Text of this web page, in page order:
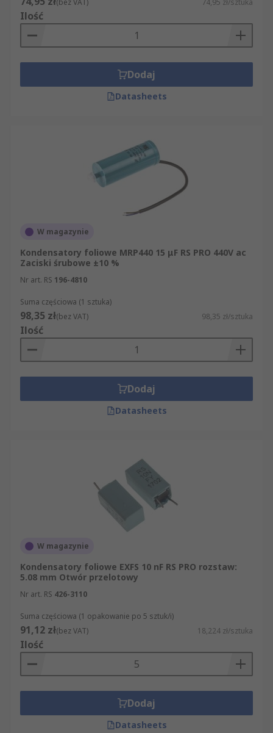
RS
RS oferuje szeroką gamę kondensatorów
foliowych do różnych zastosowań. W naszym
asortymencie znajdują się produkty własnej
marki RS PRO oraz kondensatory renomowanych
producentów (np. KEMET, WIMA, Panasonic).
kondensatory do układów mocy.
Oprócz kondensatorów oferujemy również
akcesoria do kondensatorów
, które ułatwiają
montaż i zabezpieczenie kondensatorów w
(bez VAT) 74,95 zł/sztuka
Ilość
Dodaj
Datasheets
W magazynie
Kondensatory foliowe MRP440 15 μF RS PRO 440V ac
Zaciski śrubowe ±10 %
Nr art. RS 196-4810
Suma częściowa (1 sztuka)
98,35 zł(bez VAT) 98,35 zł/sztuka
Ilość
Dodaj
Datasheets
W magazynie
Kondensatory foliowe EXFS 10 nF RS PRO rozstaw:
5.08 mm Otwór przelotowy
Nr art. RS 426-3110
Suma częściowa (1 opakowanie po 5 sztuk/i)
91,12 zł(bez VAT) 18,224 zł/sztuka
Ilość
Dodaj
Datasheets